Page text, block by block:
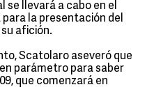
se llevará a cabo en el
la presentación del
afición.
Scatolaro aseveró que
parámetro para saber
que comenzará en